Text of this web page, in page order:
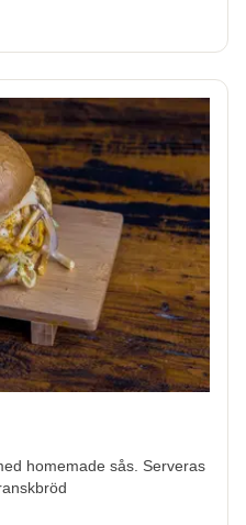
homemade sås. Serveras